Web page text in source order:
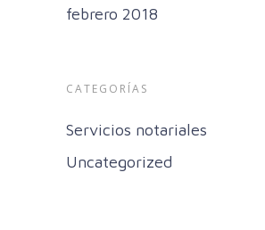
febrero 2018
CATEGORÍAS
Servicios notariales
Uncategorized